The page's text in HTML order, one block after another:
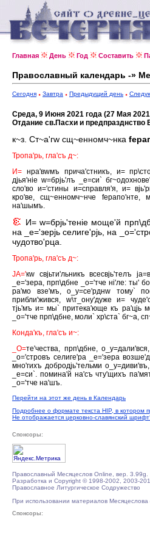
Главная День Год Составить
Православный календарь -»
Сегодня Завтра Предыдущий день
Среда, 9 Июня 2021 года (27 Мая 2021
Отдание св.Пасхи и предпразднство
к~з. Ст~а'гw сщ~енномч~нка
Тропа'рь, гла'съ д~:
И= нра'вwмъ прича'стникъ, и=
дjья'нiе w=брjь'лъ _е=си`
сло'во и='стины и=справля'я, и=
кро'ве, сщ~енномч~нче fерапо'нте,
на'шымъ.
И= w=брjь'тенiе моще'й
на _е='зерjь селиге'рjь, на
чудотво'рца.
Тропа'рь, гла'съ д~:
JА='кw свjьти'льникъ всесвjь'телъ
_е='зера, прп\дбне _о='тче нi'ле: ты'
ра'мо взе'мъ, о_у=се'рднw тому`
прибли'жився, w\т_ону'дуже и=
тjь'мъ и= мы` притека'юще къ ра'цjь
_о='тче прп\дбне, моли` хр\ста` бг~а,
Конда'къ, гла'съ и~:
_О=те'чества, прп\дбне,
_о='стровъ селиге'ра _е='зера
мно'гихъ добродjь'тельми
_е=си`. помина'й на'съ чту'щихъ
_о='тче на'шъ.
Перейти на этот же день в Календарь
Подробнее о формате текста HIP, в котором
Не отображается церковно-славянский
Спонсоры:
Православный Месяцеслов Online, вер. 3.99g.
Разработка и Copyright © 1998-2002, 2003-
Православное Литургическое Содружество
При использовании материалов Месяцеслова
Спонсоры: